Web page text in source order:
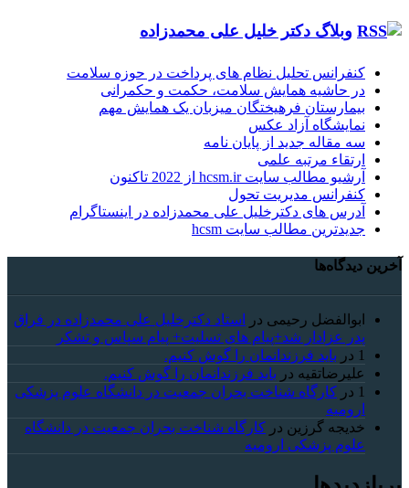
وبلاگ دکتر خلیل علی محمدزاده
کنفرانس تحلیل نظام های پرداخت در حوزه سلامت
در حاشیه همایش سلامت، حکمت و حکمرانی
بیمارستان فرهیختگان میزبان یک همایش مهم
نمایشگاه آزاد عکس
سه مقاله جدید از پایان نامه
ارتقاء مرتبه علمی
آرشیو مطالب سایت hcsm.ir از 2022 تاکنون
کنفرانس مدیریت تحول
آدرس های دکترخلیل علی محمدزاده در اینستاگرام
جدیدترین مطالب سایت hcsm
آخرین دیدگاه‌ها
ابوالفضل رحیمی در
استاد دکترخلیل علی محمدزاده در فراق
پدر عزادار شد+پیام های تسلیت+ پیام سپاس و تشکر
1 در باید فرزندانمان را گوش کنیم.
علیرضاتقیه در باید فرزندانمان را گوش کنیم.
1 در کارگاه شناخت بحران جمعیت در دانشگاه علوم پزشکی
ارومیه
خديجه گرزین در کارگاه شناخت بحران جمعیت در دانشگاه
علوم پزشکی ارومیه